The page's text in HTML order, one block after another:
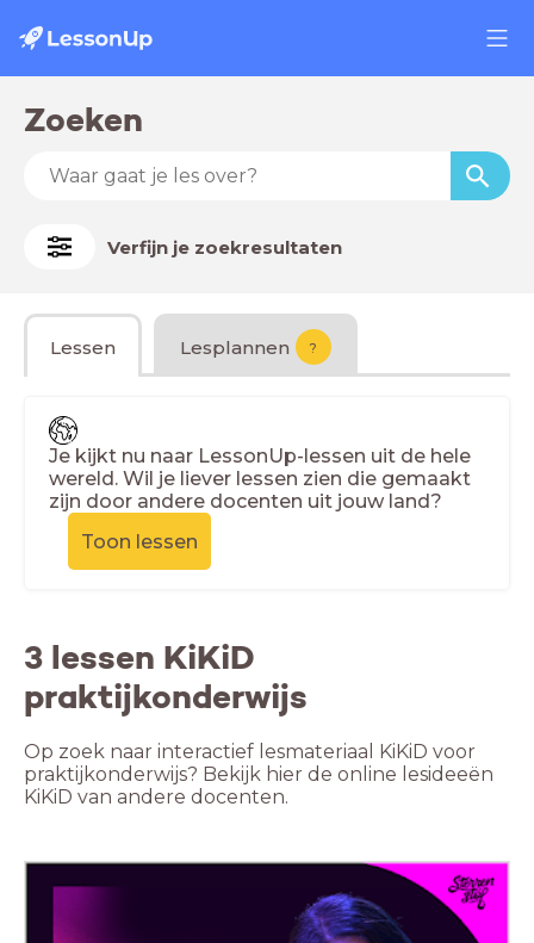
Zoeken
Verfijn je zoekresultaten
Lessen Lesplannen ?
Je kijkt nu naar LessonUp-lessen uit de hele
wereld. Wil je liever lessen zien die gemaakt
zijn door andere docenten uit jouw land?
Toon lessen
3 lessen KiKiD
praktijkonderwijs
Op zoek naar interactief lesmateriaal KiKiD voor
praktijkonderwijs? Bekijk hier de online lesideeën
KiKiD van andere docenten.